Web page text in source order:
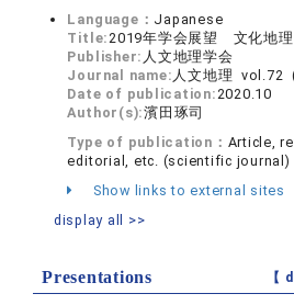
Language： Japanese
Title:2019年学会展望 文化地理
Publisher: 人文地理学会
Journal name: 人文地理 vol.72
Date of publication:2020.10
Author(s):濱田琢司
Type of publication： Article,
editorial, etc. (scientific journal)
Show links to external sites
display all >>
Presentations 【